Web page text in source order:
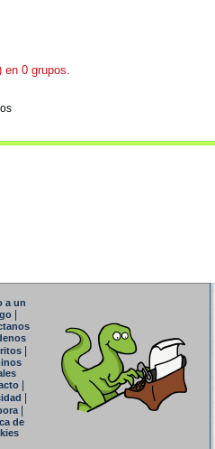
en 0 grupos.
a un
|
|
|
de